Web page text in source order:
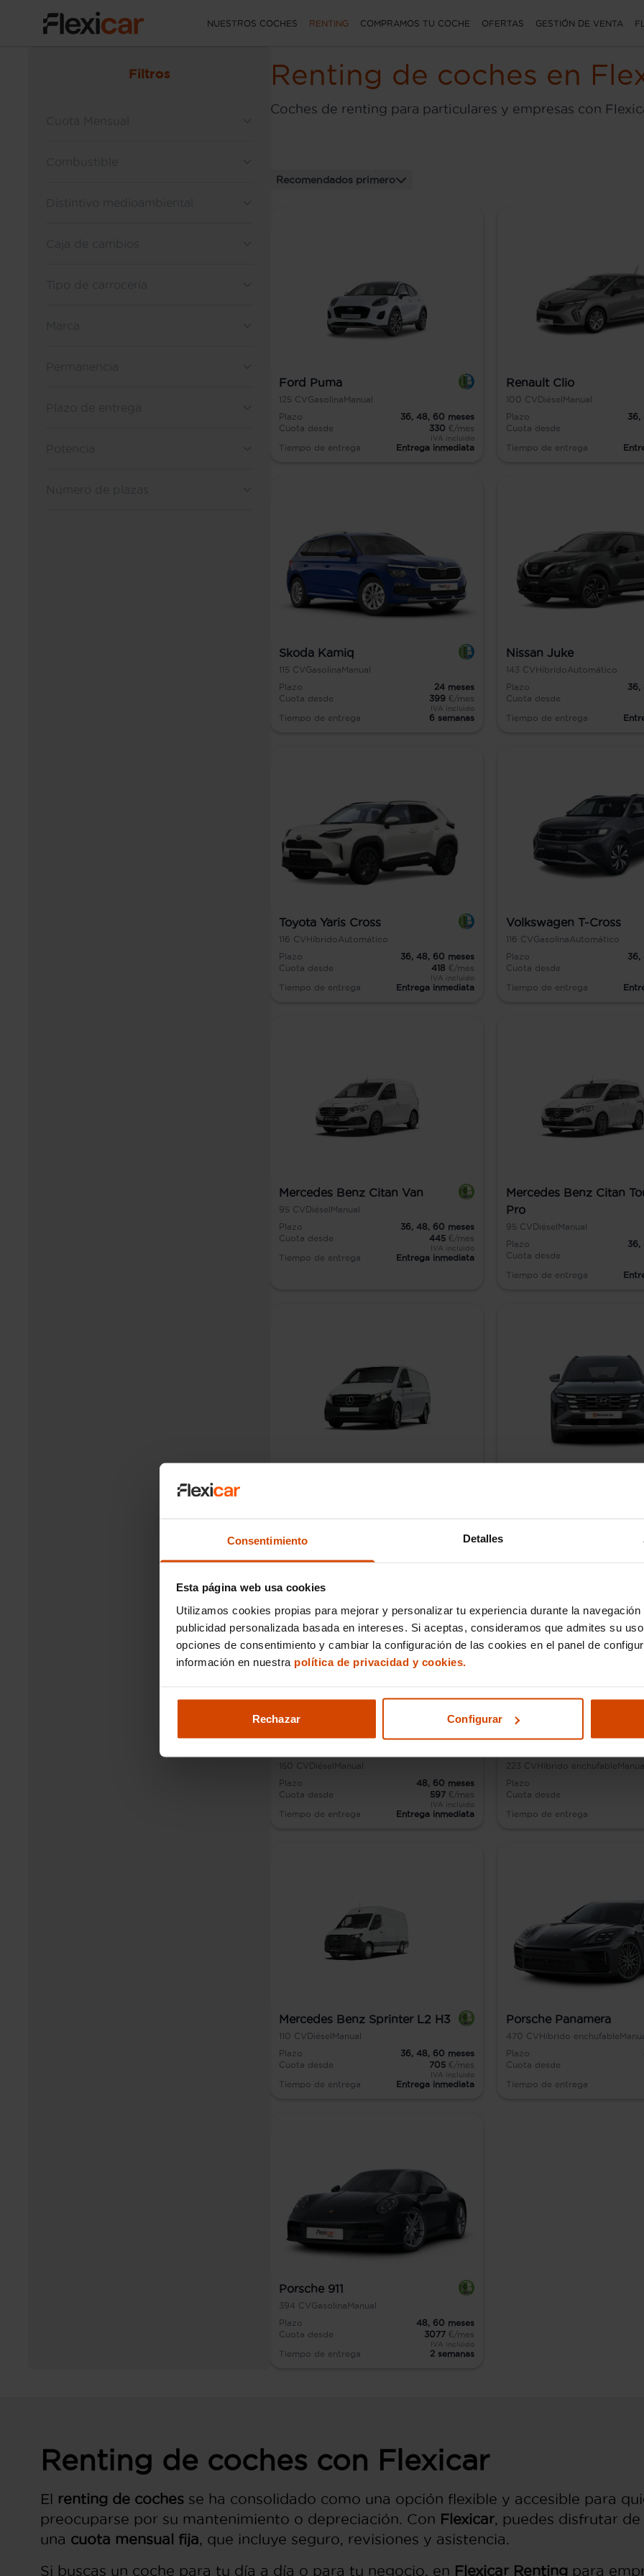
Consentimiento Detalles
Esta página web usa cookies
Utilizamos cookies propias para mejorar y personalizar tu experiencia durante la
publicidad personalizada basada en intereses. Si aceptas, consideramos que admites su
opciones de consentimiento y cambiar la configuración de las cookies en el panel de
información en nuestra política de privacidad y cookies.
Rechazar Configurar
NUESTROS COCHES RENTING COMPRAMOS TU COCHE OFERTAS GESTIÓN DE VENTA
Filtros Renting de coches en
Coches de renting para particulares y empresas con
Recomendados primero
Ford Puma
125 CVGasolina Manual
Plazo
36, 48, 60 meses
Cuota desde
330 €/mes
IVA incluido
Tiempo de entrega Entrega inmediata
Renault Clio
100 CV Diésel Manual
Plazo
36,
Cuota desde
Tiempo de entrega
Skoda Kamiq
115 CVGasolinaManual
Plazo
24 meses
Cuota desde
399 €/mes
IVA incluido
Tiempo de entrega 6 semanas
Nissan Juke
143 CVHíbridoAutomático
Plazo
36,
Cuota desde
Tiempo de entrega
Toyota Yaris Cross
116 CV HíbridoAutomático
Plazo
36, 48, 60 meses
Cuota desde
418 €/mes
IVA incluido
Tiempo de entrega Entrega inmediata
Volkswagen T-Cross
116 CVGasolinaAutomático
Plazo
36,
Cuota desde
Tiempo de entrega
Mercedes Benz Citan Van
95 CVDiéselManual
Plazo
36, 48, 60 meses
Cuota desde
445 €/mes
IVA incluido
Tiempo de entrega Entrega inmediata
Mercedes Benz Citan
Pro
95 CVDiéselManual
Plazo
36,
Cuota desde
Tiempo de entrega
IVA incluido
Tiempo de entrega Entrega inmediata
150 CV Diésel Manual
Plazo
48, 60 meses
Cuota desde
597 €/mes
IVA incluido
Tiempo de entrega Entrega inmediata
223 CV Híbrido enchufable Manual
Plazo
Cuota desde
Tiempo de entrega
Mercedes Benz Sprinter L2 H3
110 CVDiéselManual
Plazo
36, 48, 60 meses
Cuota desde
705 €/mes
IVA incluido
Tiempo de entrega Entrega inmediata
Porsche Panamera
470 CVHíbrido enchufable
Plazo
Cuota desde
Tiempo de entrega
Porsche 911
394 CVGasolina Manual
Plazo
48, 60 meses
Cuota desde
3077 €/mes
IVA incluido
Tiempo de entrega 2 semanas
Renting de coches con Flexicar
El renting de coches se ha consolidado como una opción flexible y accesible para
preocuparse por su mantenimiento o depreciación. Con Flexicar, puedes disfrutar
una cuota mensual fija, que incluye seguro, revisiones y asistencia.
Si buscas un coche para tu día a día o para tu negocio, en Flexicar Renting para